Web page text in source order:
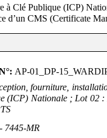
à Clé Publique (ICP)
d’un CMS (Certificate
AP-01_DP-
fourniture,
(ICP) Nationale ; Lot 02 :
7445-MR